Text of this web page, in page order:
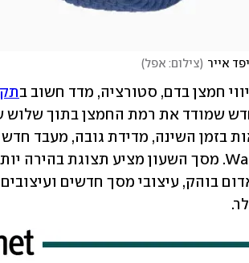
(צילום: אפל)